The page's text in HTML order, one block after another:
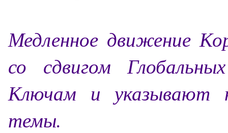
Медленное движение
со сдвигом
Ключам и указывают
темы.